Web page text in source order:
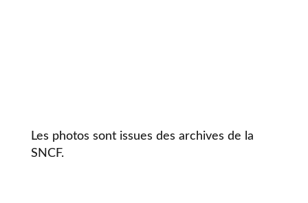
Les photos sont issues des archives de la
SNCF.